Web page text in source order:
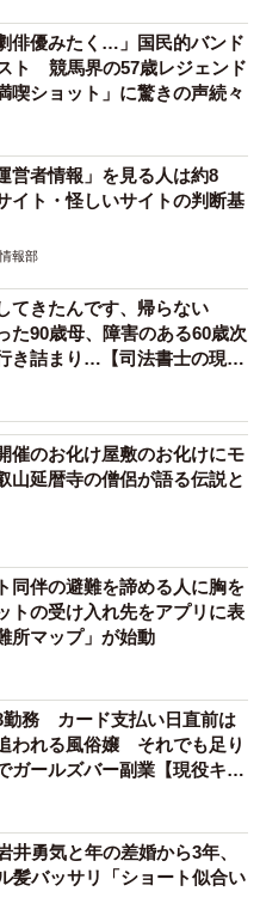
俳優みたく…」国民的バンド
ト 競馬界の57歳レジェンド
喫ショット」に驚きの声続々
営者情報」を見る人は約8
ト・怪しいサイトの判断基
報部
てきたんです、帰らない
90歳母、障害のある60歳次
き詰まり…【司法書士の現場
催のお化け屋敷のお化けにモ
延暦寺の僧侶が語る伝説と
同伴の避難を諦める人に胸を
の受け入れ先をアプリに表
所マップ」が始動
勤務 カード支払い日直前は
われる風俗嬢 それでも足り
ガールズバー副業【現役キャ
井勇気と年の差婚から3年、
髪バッサリ「ショート似合い